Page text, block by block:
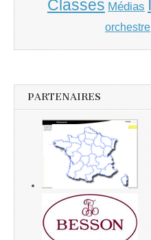
Classes Médias
orchestre
PARTENAIRES